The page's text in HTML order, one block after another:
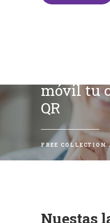
móvil tu
QR
FREE COLLECTION
Nuestas